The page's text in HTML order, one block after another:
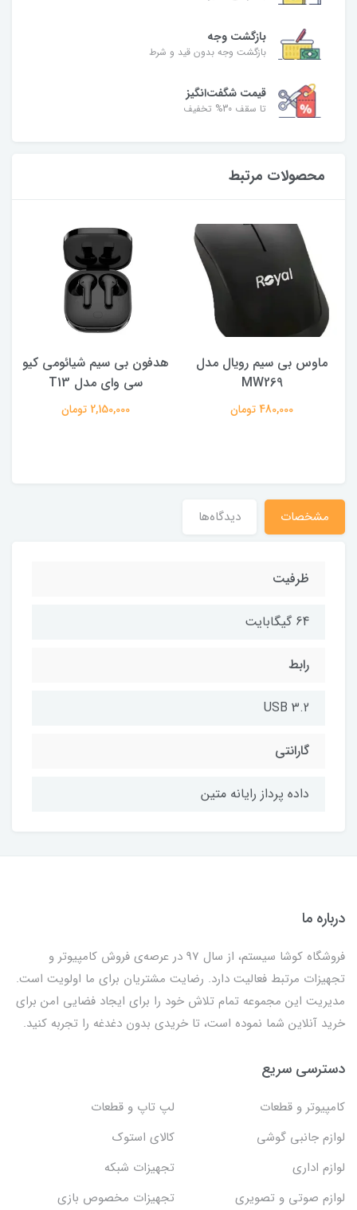
بازگشت وجه
بازگشت وجه بدون قید و شرط
قیمت شگفت‌انگیز
تا سقف 30% تخفیف
محصولات مرتبط
ماوس بی سیم رویال مدل
MW269
480,000 تومان
هدفون بی سیم شیائومی کیو
سی وای مدل T13
2,150,000 تومان
مشخصات دیدگاه‌ها
ظرفیت
64 گیگابایت
رابط
USB 3.2
گارانتی
داده پرداز رایانه متین
درباره ما
فروشگاه کوشا سیستم، از سال 97 در عرصه‌ی فروش کامپیوتر و
تجهیزات مرتبط فعالیت دارد. رضایت مشتریان برای ما اولویت است.
مدیریت این مجموعه تمام تلاش خود را برای ایجاد فضایی امن برای
خرید آنلاین شما نموده است، تا خریدی بدون دغدغه را تجربه کنید.
دسترسی سریع
کامپیوتر و قطعات
لپ تاپ و قطعات
لوازم جانبی گوشی
کالای استوک
لوازم اداری
تجهیزات شبکه
لوازم صوتی و تصویری
تجهیزات مخصوص بازی